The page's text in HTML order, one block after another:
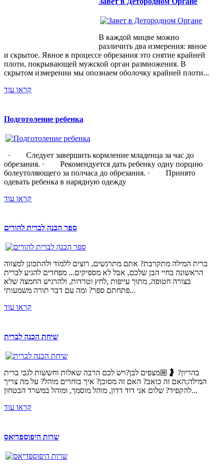
В каждой мицве можно
различить два измерения: явное
и скрытое. Явное в процессе обрезания это снятие крайней
плоти, покрывающей мужской орган размножения. В
скрытом измерении мы опознаем оболочку крайней плоти...
קראו עוד
Подготоление ребенка
· Следует завершить кормление младенца за час до
обрезания. · Рекомендуется дать ребенку одну порцию
болеутоляющего за полчаса до обрезания. · Принято
одевать ребенка в нарядную одежду
קראו עוד
ספר הכנה לברית להורים
ברית המילה מתקרבת? אתם מתרגשים, רוצים ללמוד ולהתכונן למצווה
הראשונה בחיי הבן שלכם, אבל לא מספיקים... מפחדים להגיע לברית
בצורה חטופה, מתוך עייפות ,לחץ וטרדות, ולהרגיש החמצה שלא
פתחתם ספר? ומה עם דבר תורה משמעותי...
קראו עוד
שיחת הכנה לברית
בהריון? 🤰🏼מצפים לבן?ויש לכם הרבה שאלות וחששות לגבי ברית
המילה;האם זה כואב? האם זה מסוכן? איך בוחרים מוהל? על מה צריך
להקפיד? שלום אני דוד דדון, מוהל מוסמך, ומוהל במשרד הבטחון...
קראו עוד
שרות היפוספדיאס